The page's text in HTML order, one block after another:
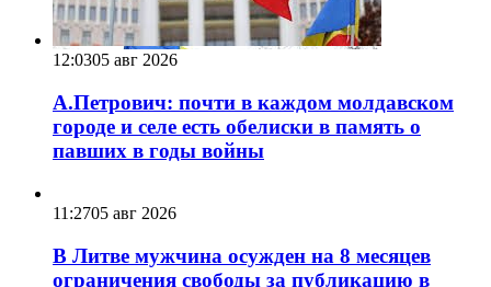
12:0305 авг 2026
А.Петрович: почти в каждом молдавском
городе и селе есть обелиски в память о
павших в годы войны
11:2705 авг 2026
В Литве мужчина осужден на 8 месяцев
ограничения свободы за публикацию в